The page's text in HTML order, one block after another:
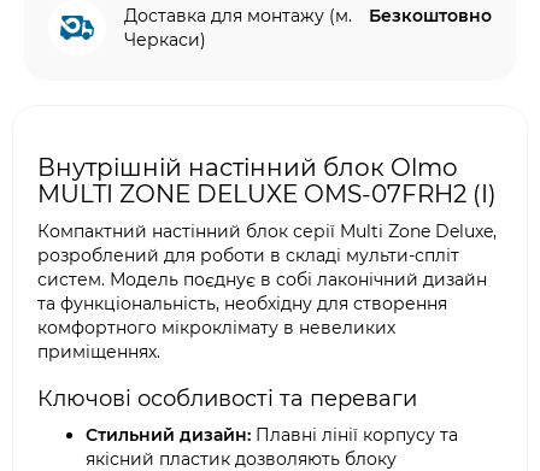
Доставка для монтажу (м.
Черкаси)
Безкоштовно
Внутрішній настінний блок Olmo
MULTI ZONE DELUXE OMS-07FRH2 (I)
Компактний настінний блок серії Multi Zone Deluxe,
розроблений для роботи в складі мульти-спліт
систем. Модель поєднує в собі лаконічний дизайн
та функціональність, необхідну для створення
комфортного мікроклімату в невеликих
приміщеннях.
Ключові особливості та переваги
Стильний дизайн: Плавні лінії корпусу та
якісний пластик дозволяють блоку